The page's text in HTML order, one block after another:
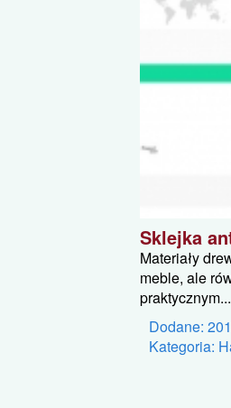
Sklejka
Materiały
meble, ale
praktycznym...
Dodane:
Kategoria: